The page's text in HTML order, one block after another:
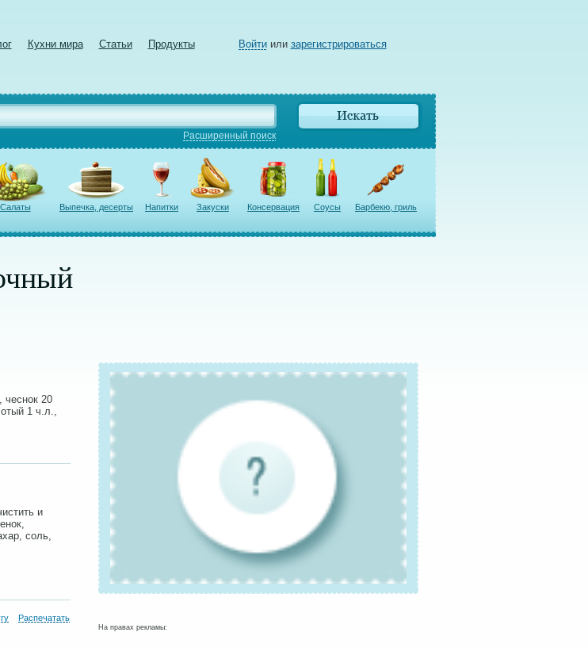
Кухни мира Статьи Продукты Войтиили зарегистрироваться
Расширенный поиск
Салаты Выпечка, десерты Напитки Закуски Консервация Соусы Барбекю, гриль
чеснок 20
1 ч.л.,
и
соль,
Распечатать
На правах рекламы: